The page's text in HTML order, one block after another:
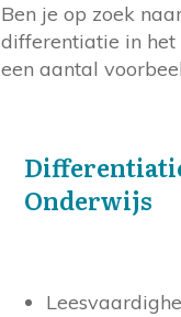
Ben je op zoek
differentiatie in het
een aantal
Onderwijs